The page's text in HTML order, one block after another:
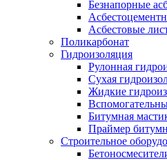
Безнапорные
Асбестовые
Поликарбонат
Гидроизоляция
Рулонная
Сухая
Жидкие
Битумная
Праймер
Строительное